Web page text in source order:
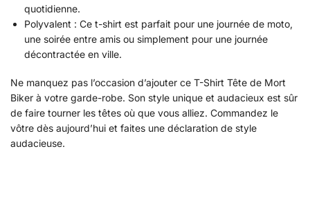
quotidienne.
Polyvalent : Ce t-shirt est parfait pour une journée de moto,
une soirée entre amis ou simplement pour une journée
décontractée en ville.
Ne manquez pas l’occasion d’ajouter ce T-Shirt Tête de Mort
Biker à votre garde-robe. Son style unique et audacieux est sûr
de faire tourner les têtes où que vous alliez. Commandez le
vôtre dès aujourd’hui et faites une déclaration de style
audacieuse.